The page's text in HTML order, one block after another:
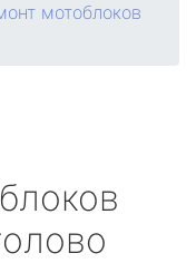
мотоблоков